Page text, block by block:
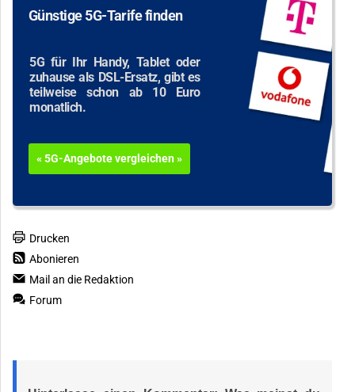
Günstige 5G-Tarife finden
5G für Ihr Handy, Tablet oder
zuhause als DSL-Ersatz, gibt es
teilweise schon ab 10 Euro
monatlich.
« 5G-Angebote vergleichen »
Drucken
Abonieren
Mail an die Redaktion
Forum